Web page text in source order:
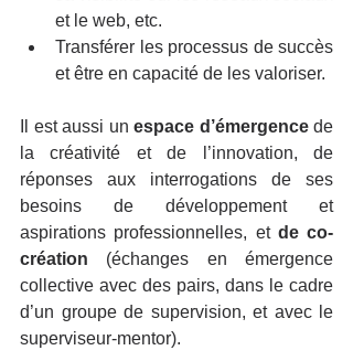
et le web, etc.
Transférer les processus de succès
et être en capacité de les valoriser.
Il est aussi un espace d’émergence de
la créativité et de l’innovation, de
réponses aux interrogations de ses
besoins de développement et
aspirations professionnelles, et de co-
création (échanges en émergence
collective avec des pairs, dans le cadre
d’un groupe de supervision, et avec le
superviseur-mentor).